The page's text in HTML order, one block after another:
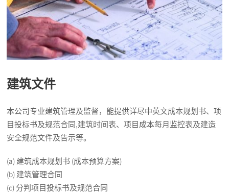
建筑文件
本公司专业建筑管理及监督，能提供详尽中英文成本规划书、项
目投标书及规范合同,建筑时间表、项目成本每月监控表及建造
安全规范文件及告示等。
(a) 建筑成本规划书 (成本预算方案)
(b) 建筑管理合同
(c) 分判项目投标书及规范合同